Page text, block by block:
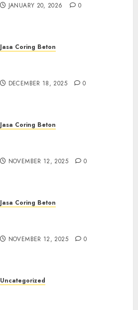
JANUARY 20, 2026 0
Jasa Coring Beton
DECEMBER 18, 2025 0
Jasa Coring Beton
NOVEMBER 12, 2025 0
Jasa Coring Beton
NOVEMBER 12, 2025 0
Uncategorized